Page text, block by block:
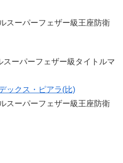
スーパーフェザー級王座防衛
ーパーフェザー級タイトルマ
ックス・ピアラ(比)
スーパーフェザー級王座防衛